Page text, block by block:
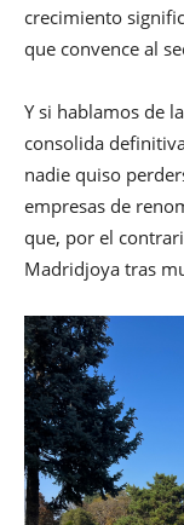
crecimiento
que convence al
Y si hablamos de
consolida
nadie quiso
empresas de
que, por el
Madridjoya tras